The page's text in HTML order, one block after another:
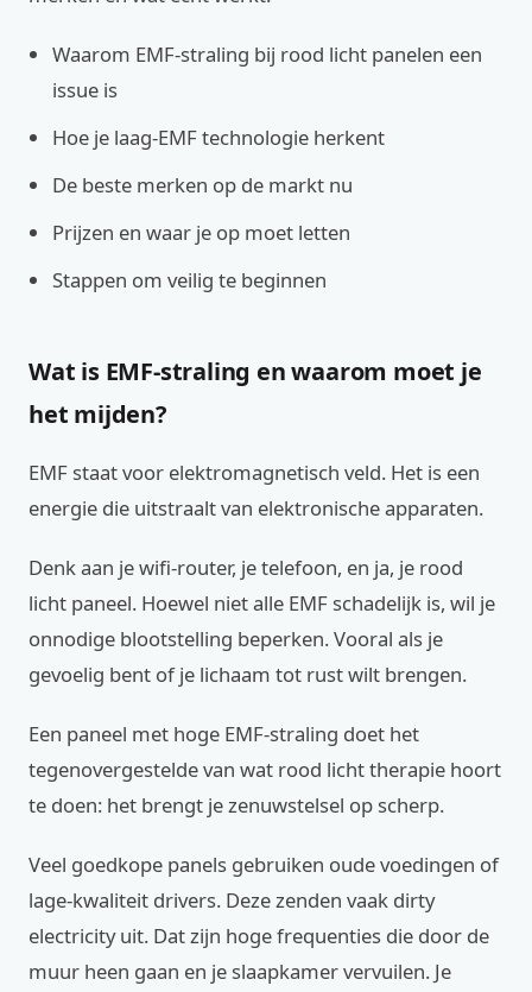
Waarom EMF-straling bij rood licht panelen een
issue is
Hoe je laag-EMF technologie herkent
De beste merken op de markt nu
Prijzen en waar je op moet letten
Stappen om veilig te beginnen
Wat is EMF-straling en waarom moet je
het mijden?
EMF staat voor elektromagnetisch veld. Het is een
energie die uitstraalt van elektronische apparaten.
Denk aan je wifi-router, je telefoon, en ja, je rood
licht paneel. Hoewel niet alle EMF schadelijk is, wil je
onnodige blootstelling beperken. Vooral als je
gevoelig bent of je lichaam tot rust wilt brengen.
Een paneel met hoge EMF-straling doet het
tegenovergestelde van wat rood licht therapie hoort
te doen: het brengt je zenuwstelsel op scherp.
Veel goedkope panels gebruiken oude voedingen of
lage-kwaliteit drivers. Deze zenden vaak dirty
electricity uit. Dat zijn hoge frequenties die door de
muur heen gaan en je slaapkamer vervuilen. Je